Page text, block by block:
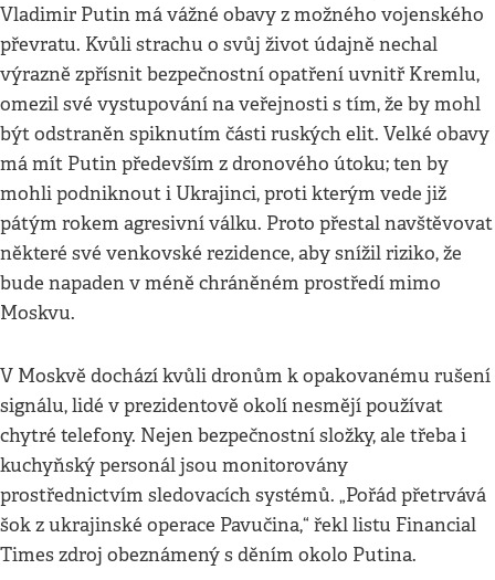
Vladimir Putin má vážné obavy z možného vojenského
převratu. Kvůli strachu o svůj život údajně nechal
výrazně zpřísnit bezpečnostní opatření uvnitř Kremlu,
omezil své vystupování na veřejnosti s tím, že by mohl
být odstraněn spiknutím části ruských elit. Velké obavy
má mít Putin především z dronového útoku; ten by
mohli podniknout i Ukrajinci, proti kterým vede již
pátým rokem agresivní válku. Proto přestal navštěvovat
některé své venkovské rezidence, aby snížil riziko, že
bude napaden v méně chráněném prostředí mimo
Moskvu.
V Moskvě dochází kvůli dronům k opakovanému rušení
signálu, lidé v prezidentově okolí nesmějí používat
chytré telefony. Nejen bezpečnostní složky, ale třeba i
kuchyňský personál jsou monitorovány
prostřednictvím sledovacích systémů. „Pořád přetrvává
šok z ukrajinské operace Pavučina,“ řekl listu Financial
Times zdroj obeznámený s děním okolo Putina.